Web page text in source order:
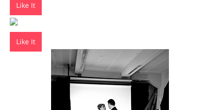
Like It
Like It